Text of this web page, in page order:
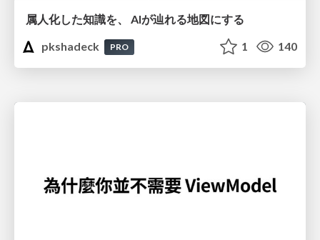
属人化した知識を、 AIが辿れる地図にする
pkshadeck
PRO 1 140